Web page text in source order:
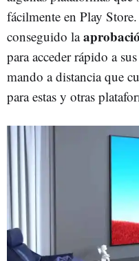
fácilmente en Play
conseguido la
para acceder rápido a
mando a distancia que
para estas y otras